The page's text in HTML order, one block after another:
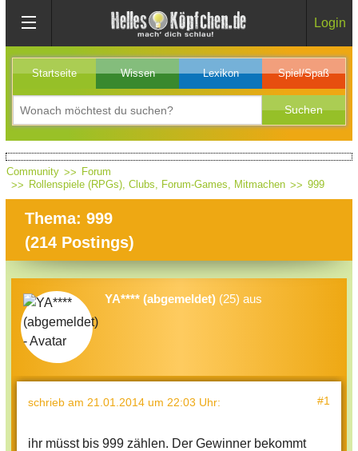
Login
Startseite Wissen Lexikon Spiel/Spaß
Community
Forum
Rollenspiele (RPGs), Clubs, Forum-Games, Mitmachen
999
Thema: 999
(214 Postings)
YA**** (abgemeldet) (25) aus
schrieb am 21.01.2014 um 22:03 Uhr: #1
ihr müsst bis 999 zählen. Der Gewinner bekommt